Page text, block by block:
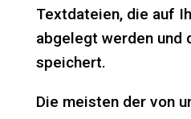
Textdateien, die auf
abgelegt werden und
speichert.
Die meisten der von